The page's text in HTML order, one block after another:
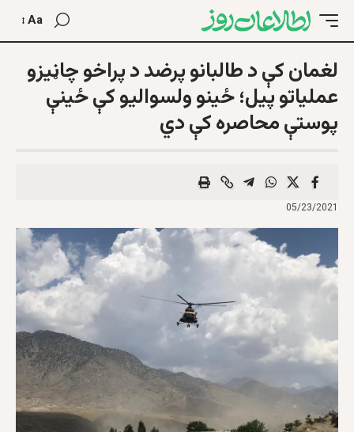
Aa
لغمان کې د طالبانو پرضد د پراخو چاڼیزو
عملیاتو پیل؛ ځینو ولسوالیو کې ځینې
پوستې محاصره کې دي
05/23/2021